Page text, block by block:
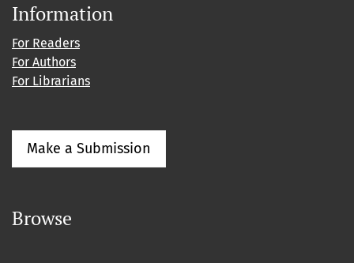
Information
For Readers
For Authors
For Librarians
Make a Submission
Browse